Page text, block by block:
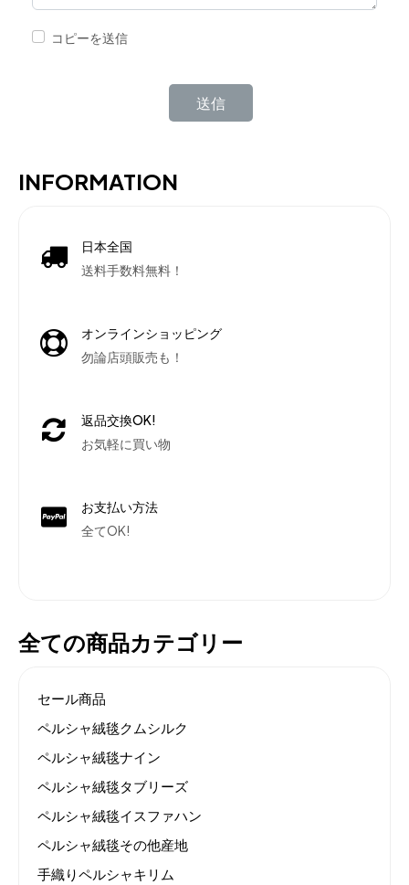
コピーを送信
送信
INFORMATION
日本全国
送料手数料無料！
オンラインショッピング
勿論店頭販売も！
返品交換OK!
お気軽に買い物
お支払い方法
全てOK!
全ての商品カテゴリー
セール商品
ペルシャ絨毯クムシルク
ペルシャ絨毯ナイン
ペルシャ絨毯タブリーズ
ペルシャ絨毯イスファハン
ペルシャ絨毯その他産地
手織りペルシャキリム